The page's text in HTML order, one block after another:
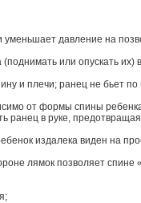
давление на
или опускать их)
и плечи; ранец не бьет
от формы спины
ранец в руке,
издалека виден на
лямок позволяет спине